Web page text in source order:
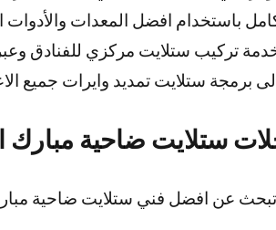
باستخدام افضل المعدات والأدوات
تركيب ستلايت مركزي للفنادق
برمجة ستلايت تمديد وايرات جميع
ستلايت ضاحية مبارك
عن افضل فني ستلايت ضاحية مبارك